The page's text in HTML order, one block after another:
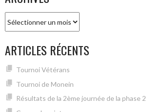
ARTICLES RÉCENTS
Tournoi Vétérans
Tournoi de Monein
Résultats de la 2ème journée de la phase 2